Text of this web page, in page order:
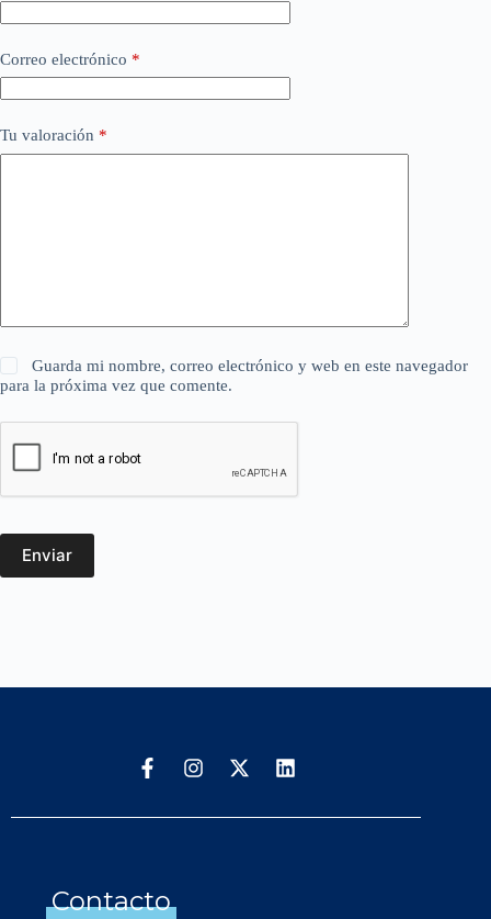
Correo electrónico *
Tu valoración *
Guarda mi nombre, correo electrónico y web en este navegador
para la próxima vez que comente.
Enviar
Contacto